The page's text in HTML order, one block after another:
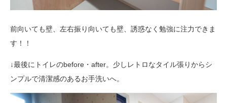
前向いても壁、左右振り向いても壁、誘惑なく勉強に注力できま
す！！
↓最後にトイレのbefore・after。少しレトロなタイル張りからシ
ンプルで清潔感のあるお手洗いへ。